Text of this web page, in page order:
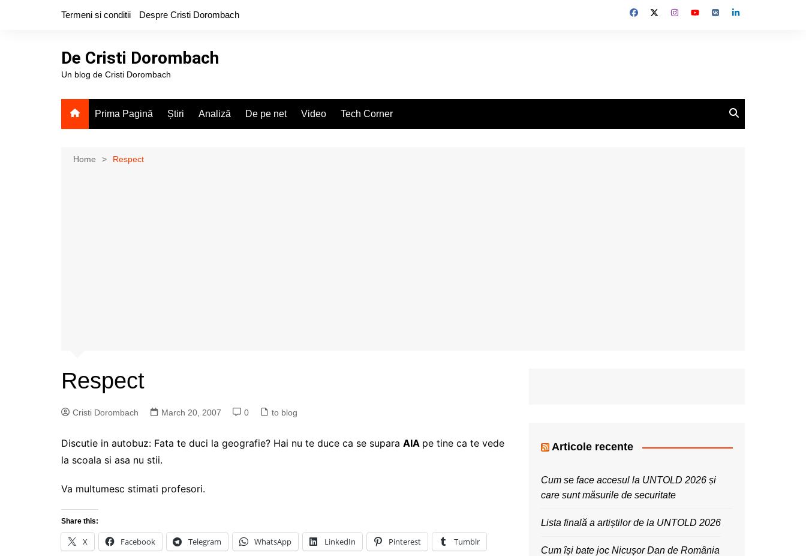
Termeni si conditii Despre Cristi Dorombach
De Cristi Dorombach
Un blog de Cristi Dorombach
Prima Pagină Știri Analiză De pe net Video Tech Corner
Home Respect
Respect
Cristi Dorombach March 20, 2007 0 to blog
Discutie in autobuz: Fata te duci la geografie? Hai nu te duce ca se supara AIA pe tine ca te vede
la scoala si asa nu stii.
Va multumesc stimati profesori.
Share this:
X Facebook Telegram WhatsApp LinkedIn Pinterest Tumblr
Articole recente
Cum se face accesul la UNTOLD 2026 și
care sunt măsurile de securitate
Lista finală a artiștilor de la UNTOLD 2026
Cum își bate joc Nicușor Dan de România